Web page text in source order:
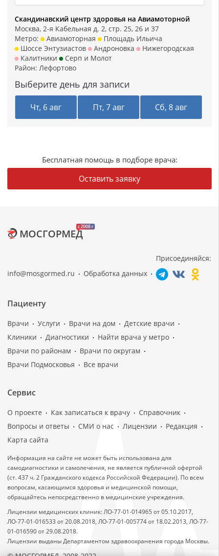
Скандинавский центр здоровья на Авиамоторной
Москва, 2-я Кабельная д. 2, стр. 25, 26 и 37
Метро:
Авиамоторная
Площадь Ильича
Шоссе Энтузиастов
Андроновка
Нижегородская
Калитники
Серп и Молот
Район: Лефортово
Выберите день для записи
Чт, 6 авг Пт, 7 авг Сб, 8 авг
Бесплатная помощь в подборе врача:
Оставить заявку
c 2008 г
МОСГОРМЕД
info@mosgormed.ru Обработка данных
Присоединяйся:
Пациенту
Врачи Услуги Врачи на дом
Детские врачи
Клиники
Диагностики
Найти врача у метро
Врачи по районам
Врачи по округам
Врачи Подмосковья
Все врачи
Сервис
О проекте Как записаться к врачу
Справочник
Вопросы и ответы
СМИ о нас Лицензии
Редакция
Карта сайта
Информация на сайте не может быть использована для
самодиагностики и самолечения, не является публичной офертой
(ст. 437 ч. 2 Гражданского кодекса Российской Федерации). По всем
вопросам, касающимся здоровья и медицинской помощи,
обращайтесь непосредственно в медицинские учреждения.
Лицензии медицинских клиник: ЛО-77-01-014965 от 05.10.2017,
ЛО-77-01-016533 от 20.08.2018, ЛО-77-01-005774 от 18.02.2013, ЛО-77-
01-016590 от 29.08.2018.
Лицензии выданы Департаментом здравоохранения города Москвы.